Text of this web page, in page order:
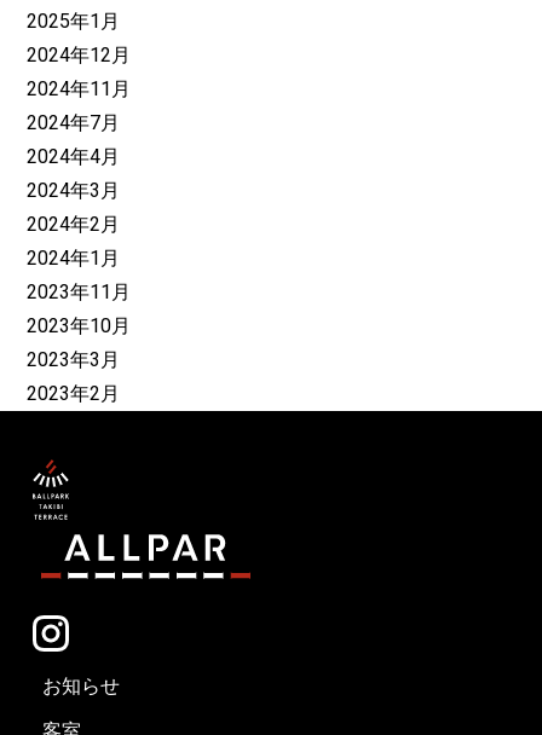
2025年1月
2024年12月
2024年11月
2024年7月
2024年4月
2024年3月
2024年2月
2024年1月
2023年11月
2023年10月
2023年3月
2023年2月
お知らせ